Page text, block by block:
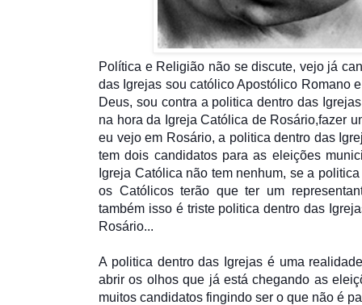
Política e Religião não se discute, vejo já
das Igrejas sou católico Apostólico Romano
Deus, sou contra a politica dentro das
na hora da Igreja Católica de Rosário,fazer
eu vejo em Rosário, a politica dentro das
tem dois candidatos para as eleições
Igreja Católica não tem nenhum, se a
os Católicos terão que ter um
também isso é triste politica dentro das
Rosário...
A politica dentro das Igrejas é uma
abrir os olhos que já está chegando as
muitos candidatos fingindo ser o que não é